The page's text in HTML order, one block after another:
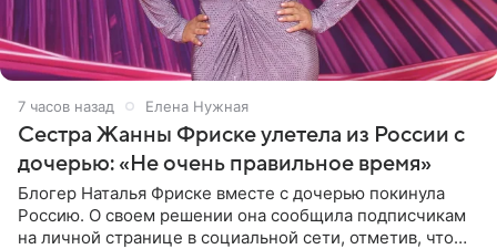
7 часов назад Елена Нужная
Сестра Жанны Фриске улетела из России с
дочерью: «Не очень правильное время»
Блогер Наталья Фриске вместе с дочерью покинула
Россию. О своем решении она сообщила подписчикам
на личной странице в социальной сети, отметив, что